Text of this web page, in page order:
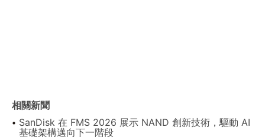
相關新聞
SanDisk 在 FMS 2026 展示 NAND 創新技術，驅動 AI
基礎架構邁向下一階段